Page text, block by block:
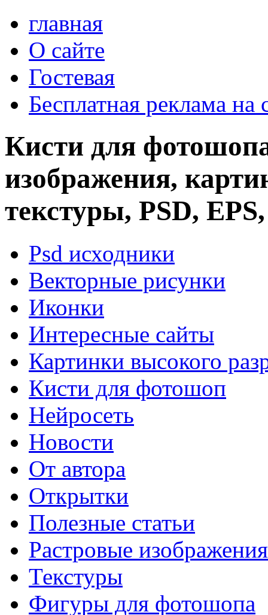
главная
О сайте
Гостевая
Бесплатная реклама на
Кисти для
изображения,
текстуры, PSD,
Psd исходники
Векторные рисунки
Иконки
Интересные сайты
Картинки высокого
Кисти для фотошоп
Нейросеть
Новости
От автора
Открытки
Полезные статьи
Растровые изображения
Текстуры
Фигуры для фотошопа